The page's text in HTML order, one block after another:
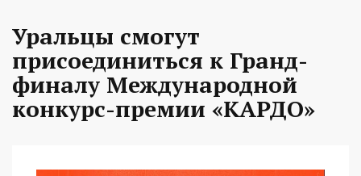
Уральцы смогут
присоединиться к Гранд-
финалу Международной
конкурс-премии «КАРДО»